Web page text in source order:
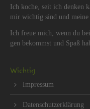
Ich koche, seit ich den­ken
mir wich­tig sind und meine
Ich freue mich, wenn du
gen be­kommst und Spaß
Wich­tig
Im­pres­sum
Da­ten­schut­z­er­klä­rung